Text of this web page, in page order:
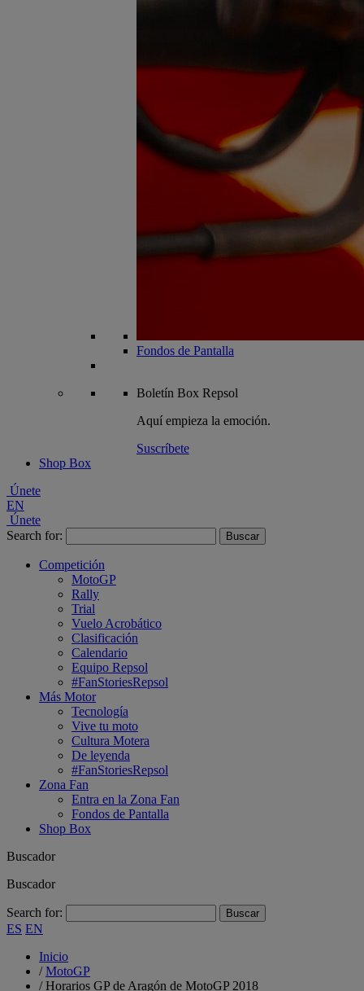
Fondos de Pantalla
Boletín Box Repsol
Aquí empieza la emoción.
Suscríbete
Shop Box
Únete
EN
Únete
Search for:
Competición
MotoGP
Rally
Trial
Vuelo Acrobático
Clasificación
Calendario
Equipo Repsol
#FanStoriesRepsol
Más Motor
Tecnología
Vive tu moto
Cultura Motera
De leyenda
#FanStoriesRepsol
Zona Fan
Entra en la Zona Fan
Fondos de Pantalla
Shop Box
Buscador
Buscador
Search for:
ES EN
Inicio
/MotoGP
/Horarios GP de Aragón de MotoGP 2018